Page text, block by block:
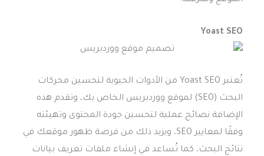
Yoast SEO
تُعتبر Yoast SEO من الأدوات الحيوية لتحسين محركات
البحث (SEO) لموقع ووردبريس الخاص بك، وتقدم هذه
الإضافة نصائح عملية لتحسين جودة المحتوى وتهيئته
وفقًا لمعايير SEO، ويزيد ذلك من فرصة ظهور موقعك في
نتائج البحث، كما تُساعد في إنشاء ملفات تعريف بيانات